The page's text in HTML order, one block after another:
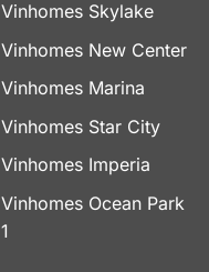
Vinhomes Skylake
Vinhomes New Center
Vinhomes Marina
Vinhomes Star City
Vinhomes Imperia
Vinhomes Ocean Park
1